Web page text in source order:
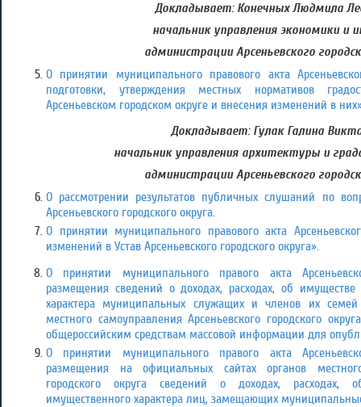
Докладывает: Конечных Людмила
начальник управления экономики и
администрации Арсеньевского
О принятии муниципального правового акта
подготовки, утверждения местных нормативов
Арсеньевском городском округе и внесения изменений в
Докладывает: Гулак Галина
начальник управления архитектуры и
администрации Арсеньевского
О рассмотрении результатов публичных слушаний по
Арсеньевского городского округа.
О принятии муниципального правового акта
изменений в Устав Арсеньевского городского округа».
О принятии муниципального правого акта
размещения сведений о доходах, расходах, об имуществе
характера муниципальных служащих и членов их
местного самоуправления Арсеньевского городского
общероссийским средствам массовой информации для
О принятии муниципального правого акта
размещения на официальных сайтах органов
городского округа сведений о доходах, расходах,
имущественного характера лиц, замещающих